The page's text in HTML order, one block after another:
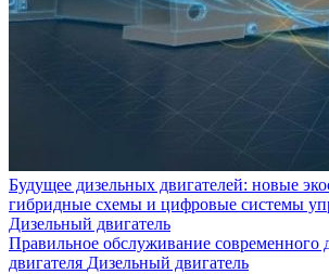
Будущее дизельных двигателей: новые
гибридные схемы и цифровые системы
Дизельный двигатель
Правильное обслуживание современного
двигателя Дизельный двигатель